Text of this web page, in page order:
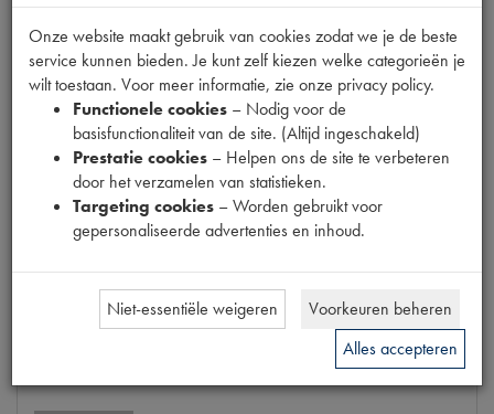
Info Bestel
KOPPELINGSSET 10 TANDEN
Model2CV 55->66 NORMAAL
Productnummer 1150311
Codes 1011 | 10140620 | 1150312
Maten[PW 1]
€ 137,79(€ 113,88 excl. btw)
Info Bestel
Onze website maakt gebruik van cookies zodat we je de beste
service kunnen bieden. Je kunt zelf kiezen welke categorieën je
wilt toestaan. Voor meer informatie, zie onze privacy policy.
Functionele cookies – Nodig voor de
basisfunctionaliteit van de site. (Altijd ingeschakeld)
Prestatie cookies – Helpen ons de site te verbeteren
door het verzamelen van statistieken.
Targeting cookies – Worden gebruikt voor
gepersonaliseerde advertenties en inhoud.
Niet-essentiële weigeren
Voorkeuren beheren
Alles accepteren